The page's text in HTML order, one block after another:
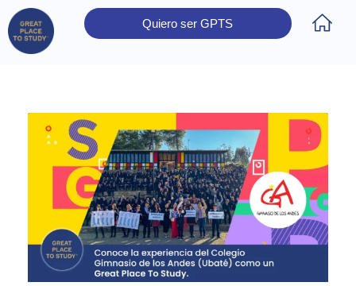
Quiero ser GPTS